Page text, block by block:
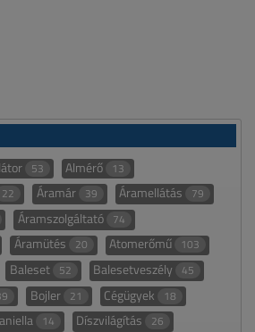
53 Almérő 13
22 Áramár 39 Áramellátás 79
Áramszolgáltató 74
Áramütés 20 Atomerőmű 103
Baleset 52 Balesetveszély 45
Bojler 21 Cégügyek 18
14 Díszvilágítás 26